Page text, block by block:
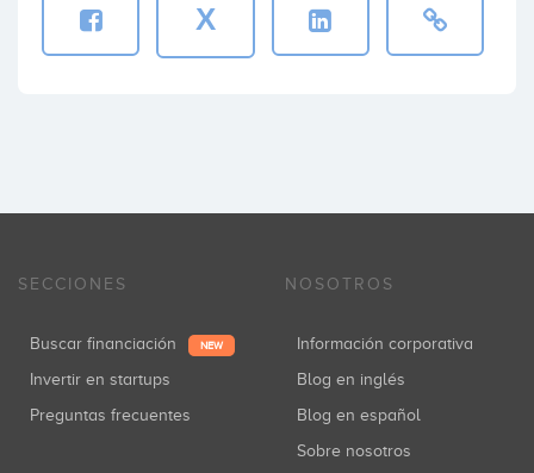
X
SECCIONES
Buscar financiación NEW
Invertir en startups
Preguntas frecuentes
NOSOTROS
Información corporativa
Blog en inglés
Blog en español
Sobre nosotros